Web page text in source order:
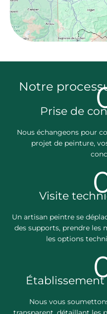
Notre
Prise de
Nous échangeons pour
projet de peinture,
Visite
Un artisan peintre se
des supports, prendre les
les options
Nous vous